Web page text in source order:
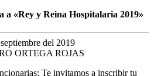
«Rey y Reina Hospitalaria 2019»
del 2019
ORTEGA ROJAS
Te invitamos a inscribir tu